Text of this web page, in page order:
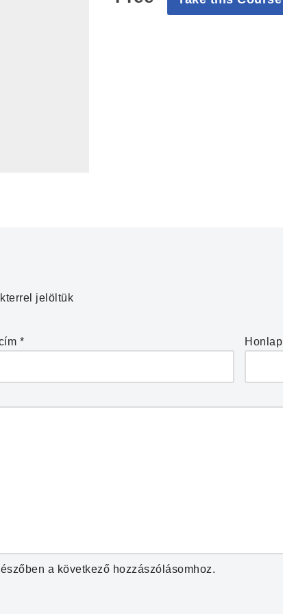
jelöltük
* Honlap
a következő hozzászólásomhoz.